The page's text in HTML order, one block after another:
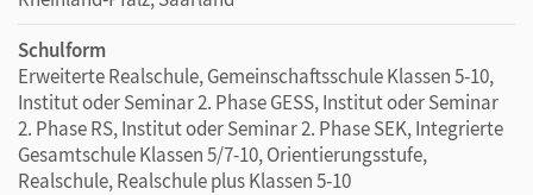
Schulform
Erweiterte Realschule, Gemeinschaftsschule Klassen 5-10,
Institut oder Seminar 2. Phase GESS, Institut oder Seminar
2. Phase RS, Institut oder Seminar 2. Phase SEK, Integrierte
Gesamtschule Klassen 5/7-10, Orientierungsstufe,
Realschule, Realschule plus Klassen 5-10